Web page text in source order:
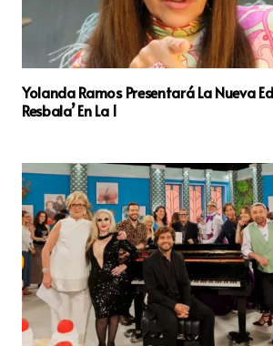
Yolanda Ramos Presentará La Nueva
Resbala’ En La 1